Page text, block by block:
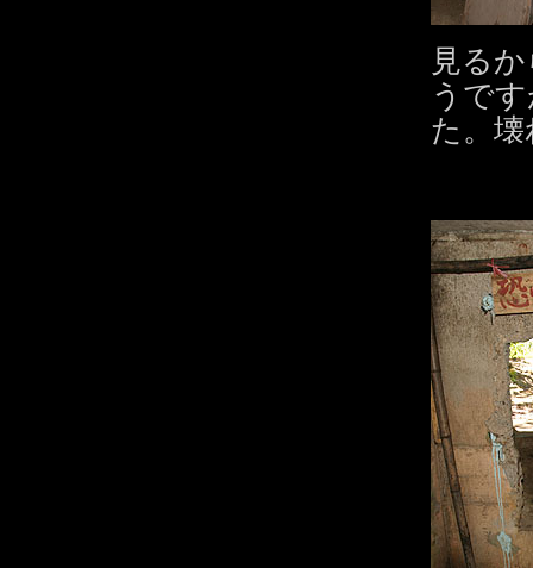
見る
うで
た。